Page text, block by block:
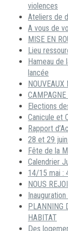
violences
Ateliers de
A vous de
MISE EN
Lieu
Hameau de
lancée
Elections
Canicule et
Rapport
28 et 29
Fête de la
Calendrier
14/15 mai :
NOUS
PLANNING
HABITAT
Des